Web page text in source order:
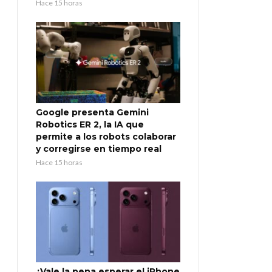
Hace 15 horas
Google presenta Gemini
Robotics ER 2, la IA que
permite a los robots colaborar
y corregirse en tiempo real
Hace 15 horas